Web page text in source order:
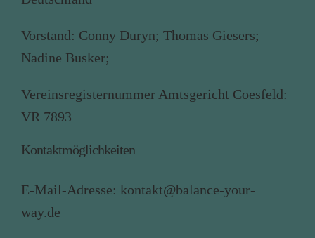
Vorstand: Conny Duryn; Thomas Giesers;
Nadine Busker;
Vereinsregisternummer Amtsgericht Coesfeld:
VR 7893
Kontaktmöglichkeiten
E-Mail-Adresse: kontakt@balance-your-
way.de